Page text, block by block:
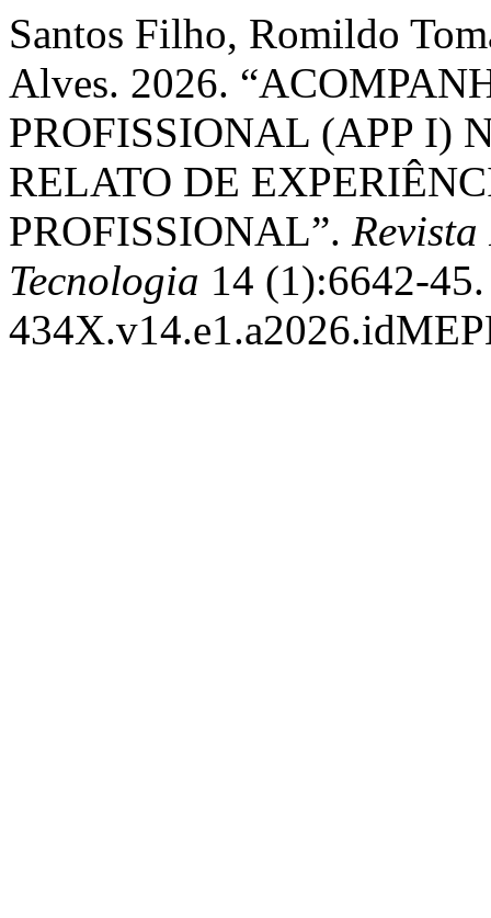
Santos Filho, Romildo
Alves. 2026.
PROFISSIONAL (APP I)
RELATO DE
PROFISSIONAL”.
Tecnologia 14 (1):6642-